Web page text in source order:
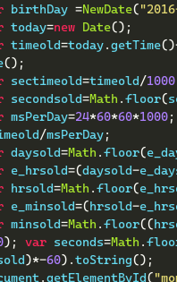
birthDay =NewDate(
today=new Date();
timeold=today.getTime
();
sectimeold=timeold/1000
secondsold=Math .floor(
msPerDay=24*60*60*1000;
/msPerDay;
daysold=Math .floor(
e_hrsold=(daysold-
hrsold=Math .floor(
e_minsold=(hrsold-
minsold=Math .floor((
); var seconds=Math .
)*-60).toString();
.getElementById(